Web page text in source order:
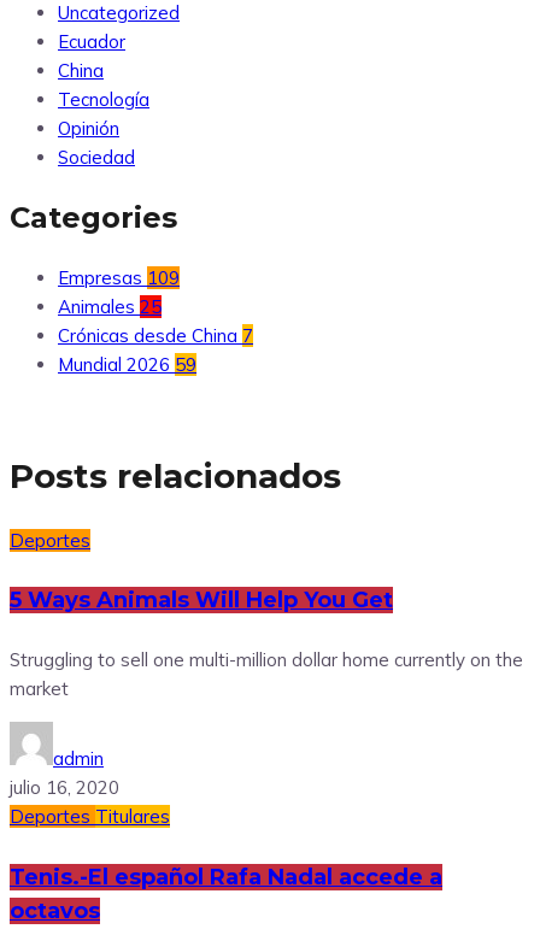
Uncategorized
Ecuador
China
Tecnología
Opinión
Sociedad
Categories
Empresas 109
Animales 25
Crónicas desde China 7
Mundial 2026 59
Posts relacionados
Deportes
5 Ways Animals Will Help You Get
Struggling to sell one multi-million dollar home currently on the
market
admin
julio 16, 2020
Deportes Titulares
Tenis.-El español Rafa Nadal accede a
octavos